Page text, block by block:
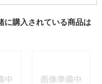
に購入されている商品は